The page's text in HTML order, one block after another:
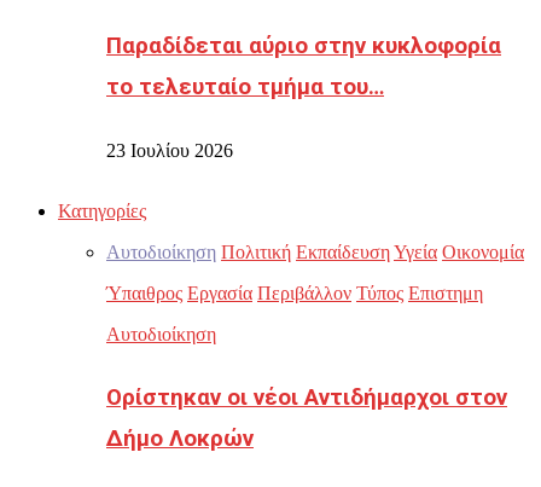
Παραδίδεται αύριο στην κυκλοφορία
το τελευταίο τμήμα του…
23 Ιουλίου 2026
Κατηγορίες
Αυτοδιοίκηση Πολιτική ΕκπαίδευσηΥγεία Οικονομία
Ύπαιθρος Εργασία Περιβάλλον Τύπος Επιστημη
Αυτοδιοίκηση
Ορίστηκαν οι νέοι Αντιδήμαρχοι στον
Δήμο Λοκρών